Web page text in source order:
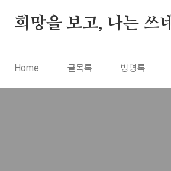
희망을 보고, 나는 쓰네
Home 글목록 방명록